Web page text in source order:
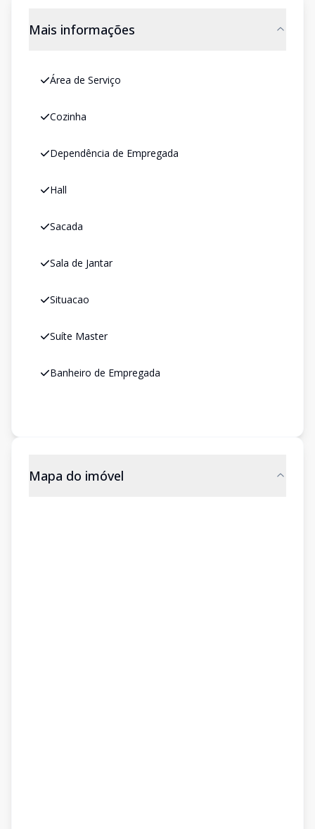
Mais informações
Área de Serviço
Cozinha
Dependência de Empregada
Hall
Sacada
Sala de Jantar
Situacao
Suíte Master
Banheiro de Empregada
Mapa do imóvel